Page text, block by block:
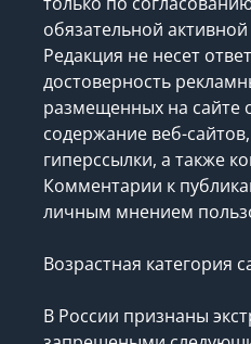
обязательной
Редакция не несет
достоверность
размещенных на сайте
содержание веб-
гиперссылки, а также
Комментарии к
личным мнением
Возрастная категория
В России признаны